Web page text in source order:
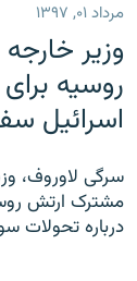
مرداد ۰۱, ۱۳۹۷
وزیر
روسیه
اسرائیل
سرگی لاوروف،
مشترک ارتش
درباره تحولات